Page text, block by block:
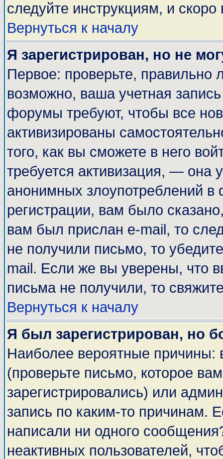
следуйте инструкциям, и
Вернуться к началу
Я зарегистрирован, но не
Первое: проверьте, правильно
возможно, ваша учетная
форумы требуют, чтобы все
активизированы
того, как вы сможете в него
требуется активизация, — она
анонимных злоупотреблений
регистрации, вам было
вам был прислан e-mail, то
не получили письмо, то
mail. Если же вы уверены, что
письма не получили, то
Вернуться к началу
Я был зарегистрирован, но
Наиболее вероятные причины:
(проверьте письмо, которое
зарегистрировались) или
запись по каким-то причинам.
написали ни одного
неактивных пользователей,